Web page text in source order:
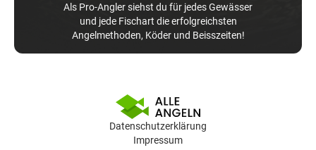
Als Pro-Angler siehst du für jedes Gewässer
und jede Fischart die erfolgreichsten
Angelmethoden, Köder und Beisszeiten!
Datenschutzerklärung
Impressum